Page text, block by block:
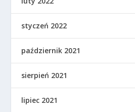
styczeń 2022
październik 2021
sierpień 2021
lipiec 2021